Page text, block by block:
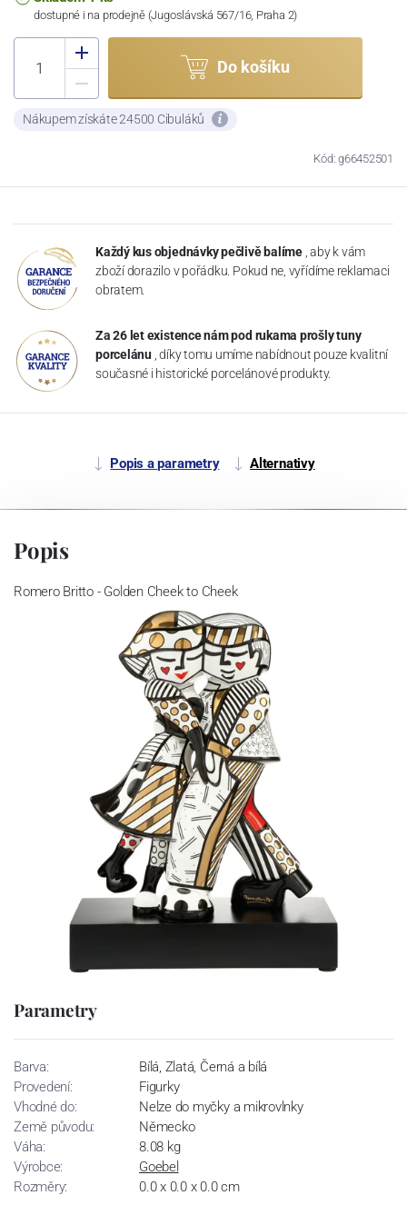
dostupné i na prodejně (Jugoslávská 567/16, Praha 2)
Do košíku
Nákupem získáte 24500 Cibuláků
Kód: g66452501
Každý kus objednávky pečlivě balíme , aby k vám
zboží dorazilo v pořádku. Pokud ne, vyřídíme reklamaci
obratem.
Za 26 let existence nám pod rukama prošly tuny
porcelánu , díky tomu umíme nabídnout pouze kvalitní
současné i historické porcelánové produkty.
Popis a parametry Alternativy
Popis
Romero Britto - Golden Cheek to Cheek
Parametry
Barva:
Bílá, Zlatá, Černá a bílá
Provedení:
Figurky
Vhodné do:
Nelze do myčky a mikrovlnky
Země původu:
Německo
Váha:
8.08 kg
Výrobce:
Goebel
Rozměry:
0.0 x 0.0 x 0.0 cm